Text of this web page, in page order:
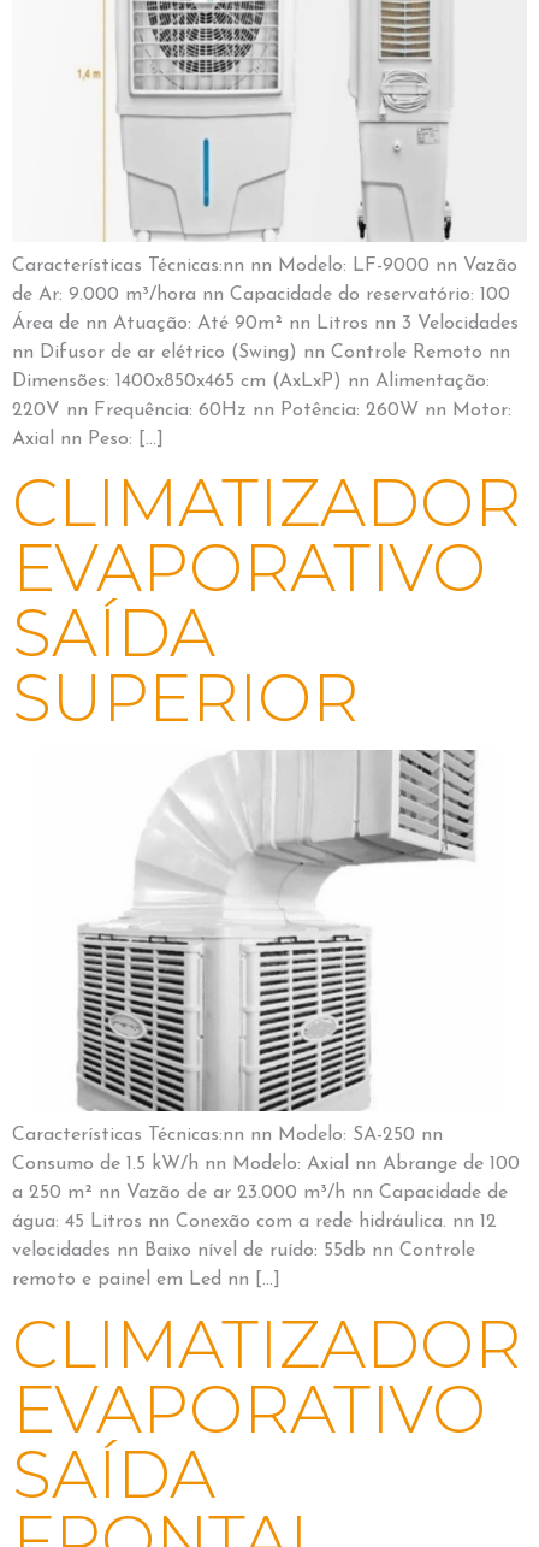
Características Técnicas:nn nn Modelo: LF-9000 nn Vazão
de Ar: 9.000 m³/hora nn Capacidade do reservatório: 100
Área de nn Atuação: Até 90m² nn Litros nn 3 Velocidades
nn Difusor de ar elétrico (Swing) nn Controle Remoto nn
Dimensões: 1400x850x465 cm (AxLxP) nn Alimentação:
220V nn Frequência: 60Hz nn Potência: 260W nn Motor:
Axial nn Peso: […]
CLIMATIZADOR
EVAPORATIVO
SAÍDA
SUPERIOR
Características Técnicas:nn nn Modelo: SA-250 nn
Consumo de 1.5 kW/h nn Modelo: Axial nn Abrange de 100
a 250 m² nn Vazão de ar 23.000 m³/h nn Capacidade de
água: 45 Litros nn Conexão com a rede hidráulica. nn 12
velocidades nn Baixo nível de ruído: 55db nn Controle
remoto e painel em Led nn […]
CLIMATIZADOR
EVAPORATIVO
SAÍDA